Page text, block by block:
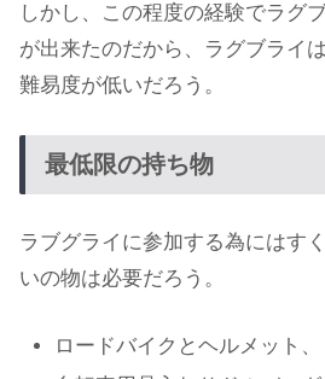
しかし、この程度の経験でラグ
が出来たのだから、ラグブライ
難易度が低いだろう。
最低限の持ち物
ラブグライに参加する為にはす
いの物は必要だろう。
ロードバイクとヘルメット、